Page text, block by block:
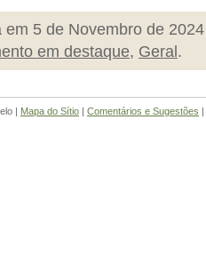
5 de Novembro de
em destaque, Geral .
| Mapa do Sítio | Comentários e Sugestões |